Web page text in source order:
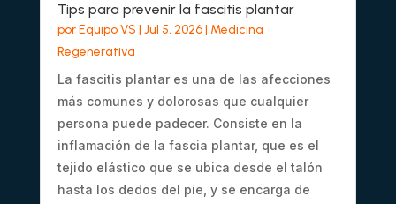
Tips para prevenir la fascitis plantar
porEquipo VS | Jul 5, 2026| Medicina
Regenerativa
La fascitis plantar es una de las afecciones
más comunes y dolorosas que cualquier
persona puede padecer. Consiste en la
inflamación de la fascia plantar, que es el
tejido elástico que se ubica desde el talón
hasta los dedos del pie, y se encarga de